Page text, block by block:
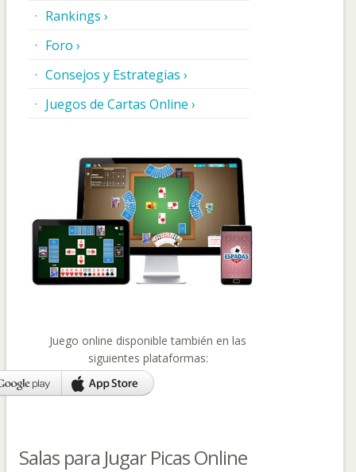
Rankings ›
Foro ›
Consejos y Estrategias ›
Juegos de Cartas Online ›
Juego online disponible también en las
siguientes plataformas:
Salas para Jugar Picas Online